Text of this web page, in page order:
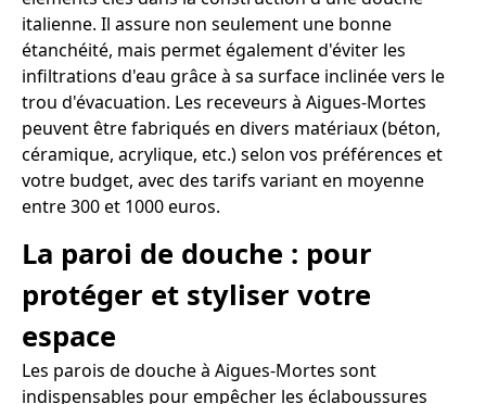
italienne. Il assure non seulement une bonne
étanchéité, mais permet également d'éviter les
infiltrations d'eau grâce à sa surface inclinée vers le
trou d'évacuation. Les receveurs à Aigues-Mortes
peuvent être fabriqués en divers matériaux (béton,
céramique, acrylique, etc.) selon vos préférences et
votre budget, avec des tarifs variant en moyenne
entre 300 et 1000 euros.
La paroi de douche : pour
protéger et styliser votre
espace
Les parois de douche à Aigues-Mortes sont
indispensables pour empêcher les éclaboussures